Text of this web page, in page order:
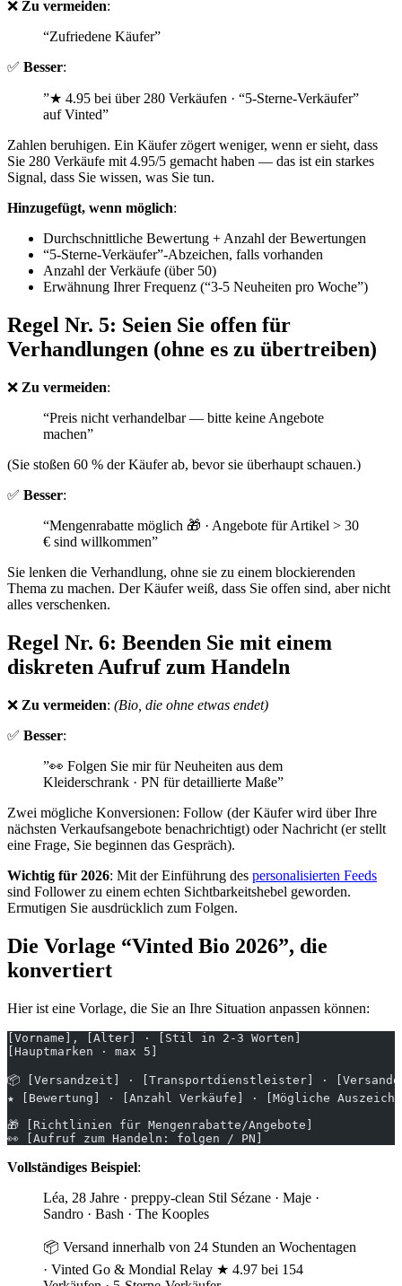
❌ Zu vermeiden:
“Zufriedene Käufer”
✅ Besser:
”★ 4.95 bei über 280 Verkäufen · “5-Sterne-Verkäufer”
auf Vinted”
Zahlen beruhigen. Ein Käufer zögert weniger, wenn er sieht, dass
Sie 280 Verkäufe mit 4.95/5 gemacht haben — das ist ein starkes
Signal, dass Sie wissen, was Sie tun.
Hinzugefügt, wenn möglich:
Durchschnittliche Bewertung + Anzahl der Bewertungen
“5-Sterne-Verkäufer”-Abzeichen, falls vorhanden
Anzahl der Verkäufe (über 50)
Erwähnung Ihrer Frequenz (“3-5 Neuheiten pro Woche”)
Regel Nr. 5: Seien Sie offen für
Verhandlungen (ohne es zu übertreiben)
❌ Zu vermeiden:
“Preis nicht verhandelbar — bitte keine Angebote
machen”
(Sie stoßen 60 % der Käufer ab, bevor sie überhaupt schauen.)
✅ Besser:
“Mengenrabatte möglich 🎁 · Angebote für Artikel > 30
€ sind willkommen”
Sie lenken die Verhandlung, ohne sie zu einem blockierenden
Thema zu machen. Der Käufer weiß, dass Sie offen sind, aber nicht
alles verschenken.
Regel Nr. 6: Beenden Sie mit einem
diskreten Aufruf zum Handeln
❌ Zu vermeiden: (Bio, die ohne etwas endet)
✅ Besser:
”👀 Folgen Sie mir für Neuheiten aus dem
Kleiderschrank · PN für detaillierte Maße”
Zwei mögliche Konversionen: Follow (der Käufer wird über Ihre
nächsten Verkaufsangebote benachrichtigt) oder Nachricht (er stellt
eine Frage, Sie beginnen das Gespräch).
Wichtig für 2026: Mit der Einführung des personalisierten Feeds
sind Follower zu einem echten Sichtbarkeitshebel geworden.
Ermutigen Sie ausdrücklich zum Folgen.
Die Vorlage “Vinted Bio 2026”, die
konvertiert
Hier ist eine Vorlage, die Sie an Ihre Situation anpassen können:
[Vorname], [Alter] · [Stil in 2-3 Worten]
[Hauptmarken · max 5]
📦 [Versandzeit] · [Transportdienstleister] ·
★ [Bewertung] · [Anzahl Verkäufe] · [Mögliche
🎁 [Richtlinien für Mengenrabatte/Angebote]
👀 [Aufruf zum Handeln: folgen / PN]
Vollständiges Beispiel:
Léa, 28 Jahre · preppy-clean Stil Sézane · Maje ·
Sandro · Bash · The Kooples
📦 Versand innerhalb von 24 Stunden an Wochentagen
· Vinted Go & Mondial Relay ★ 4.97 bei 154